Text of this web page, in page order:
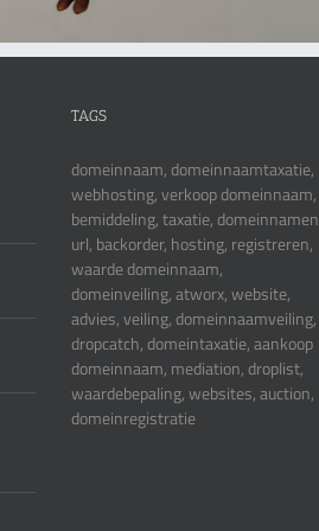
TAGS
domeinnaam, domeinnaamtaxatie,
webhosting, verkoop domeinnaam,
bemiddeling, taxatie,
url, backorder, hosting, registreren,
waarde domeinnaam,
domeinveiling, atworx, website,
advies, veiling, domeinnaamveiling,
dropcatch, domeintaxatie, aankoop
domeinnaam, mediation, droplist,
waardebepaling, websites, auction,
domeinregistratie